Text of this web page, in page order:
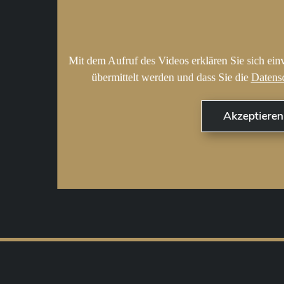
Mit dem Aufruf des Videos erklären Sie sich
übermittelt werden und dass Sie die